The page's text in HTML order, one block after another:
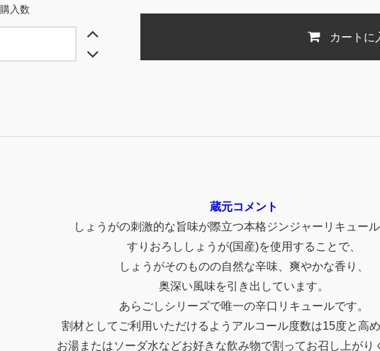
購入数
カートに
蔵元コメント
しょうがの刺激的な旨味が際立つ本格ジンジャーリキュール
すりおろししょうが(国産)を使用することで、
しょうがそのものの自然な辛味、爽やかな香り、
奥深い風味を引き出しています。
あらごしシリーズで唯一の辛口リキュールです。
割材としてご利用いただけるようアルコール度数は15度と高め
お湯またはソーダ水などお好きな飲み物で割ってお召し上がり